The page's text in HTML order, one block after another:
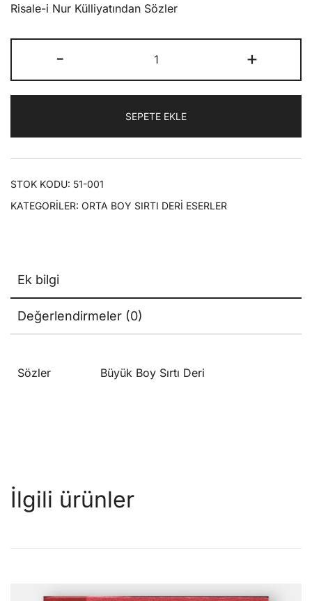
₺280,00.
Risale-i Nur Külliyatından Sözler
-
|
Orta
(Sırtı
Deri)
adet
+
SEPETE EKLE
STOK KODU: 51-001
KATEGORILER: ORTA BOY SIRTI DERİ ESERLER
Ek bilgi
Değerlendirmeler (0)
Sözler Büyük Boy Sırtı Deri
İlgili ürünler